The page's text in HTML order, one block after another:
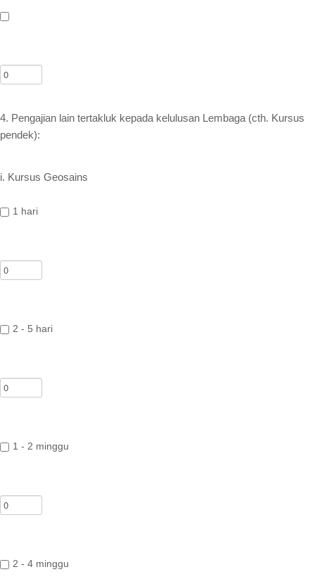
4. Pengajian lain tertakluk kepada kelulusan Lembaga (cth. Kursus
pendek):
i. Kursus Geosains
1 hari
2 - 5 hari
1 - 2 minggu
2 - 4 minggu